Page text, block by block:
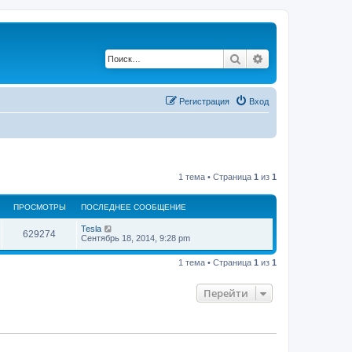
Поиск
Вход
Регистрация
1 тема • Страница 1 из 1
ПРОСМОТРЫ ПОСЛЕДНЕЕ СООБЩЕНИЕ
629274П
р
о
П
о
л
о
Tesla
Сентябрь 18, 2014, 9:28 pm
1 тема • Страница 1 из 1
Перейти